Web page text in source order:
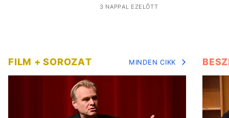
3 NAPPAL EZELŐTT
FILM + SOROZAT MINDEN CIKK